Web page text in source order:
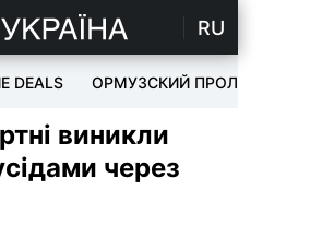
RU
DEALS ОРМУЗСКИЙ ПРОЛИВ
виникли
через